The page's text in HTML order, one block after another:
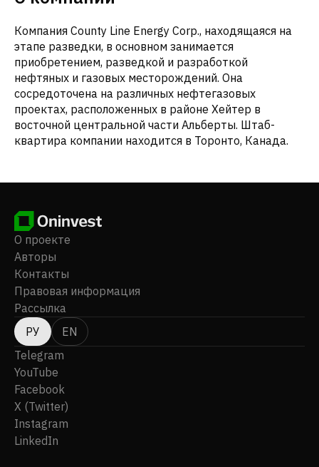
Компания County Line Energy Corp., находящаяся на
этапе разведки, в основном занимается
приобретением, разведкой и разработкой
нефтяных и газовых месторождений. Она
сосредоточена на различных нефтегазовых
проектах, расположенных в районе Хейтер в
восточной центральной части Альберты. Штаб-
квартира компании находится в Торонто, Канада.
О проекте
Авторы
Контакты
Правовая информация
Рассылка
РУ
EN
Telegram
YouTube
Facebook
X (Twitter)
Instagram
LinkedIn